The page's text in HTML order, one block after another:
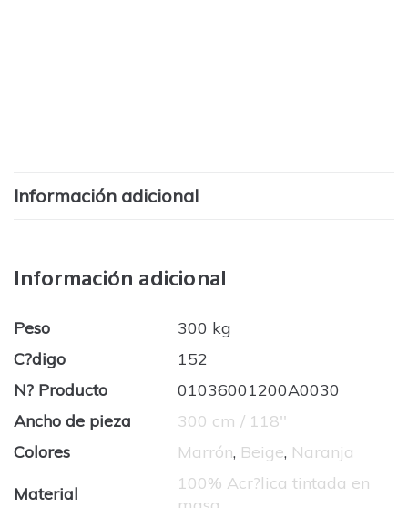
Información adicional
Información adicional
Peso
300 kg
C?digo
152
N? Producto
01036001200A0030
Ancho de pieza
300 cm / 118''
Colores
Marrón, Beige, Naranja
Material
100% Acr?lica tintada en